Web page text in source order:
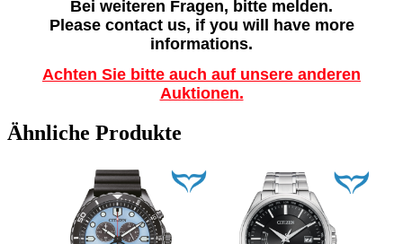
Bei weiteren Fragen, bitte melden.
Please contact us, if you will have more
informations.
Achten Sie bitte auch auf unsere anderen
Auktionen.
Ähnliche Produkte